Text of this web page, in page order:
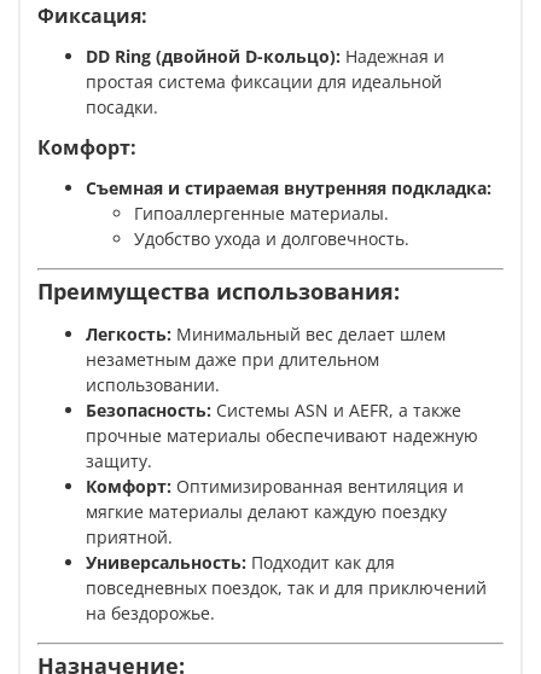
Фиксация:
DD Ring (двойной D-кольцо): Надежная и
простая система фиксации для идеальной
посадки.
Комфорт:
Съемная и стираемая внутренняя подкладка:
Гипоаллергенные материалы.
Удобство ухода и долговечность.
Преимущества использования:
Легкость: Минимальный вес делает шлем
незаметным даже при длительном
использовании.
Безопасность: Системы ASN и AEFR, а также
прочные материалы обеспечивают надежную
защиту.
Комфорт: Оптимизированная вентиляция и
мягкие материалы делают каждую поездку
приятной.
Универсальность: Подходит как для
повседневных поездок, так и для приключений
на бездорожье.
Назначение: